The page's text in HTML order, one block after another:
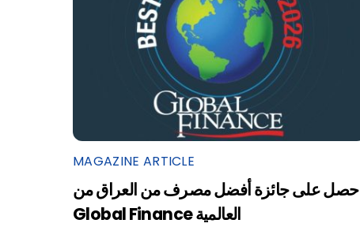
MAGAZINE ARTICLE
حصل على جائزة أفضل مصرف من العراق من
Global Finance العالمية